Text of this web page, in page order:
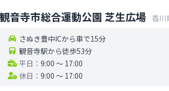
観音寺市総合運動公園 芝生広場 香川
さぬき豊中ICから車で15分
観音寺駅から徒歩53分
平日： 9:00 〜 17:00
休日： 9:00 〜 17:00